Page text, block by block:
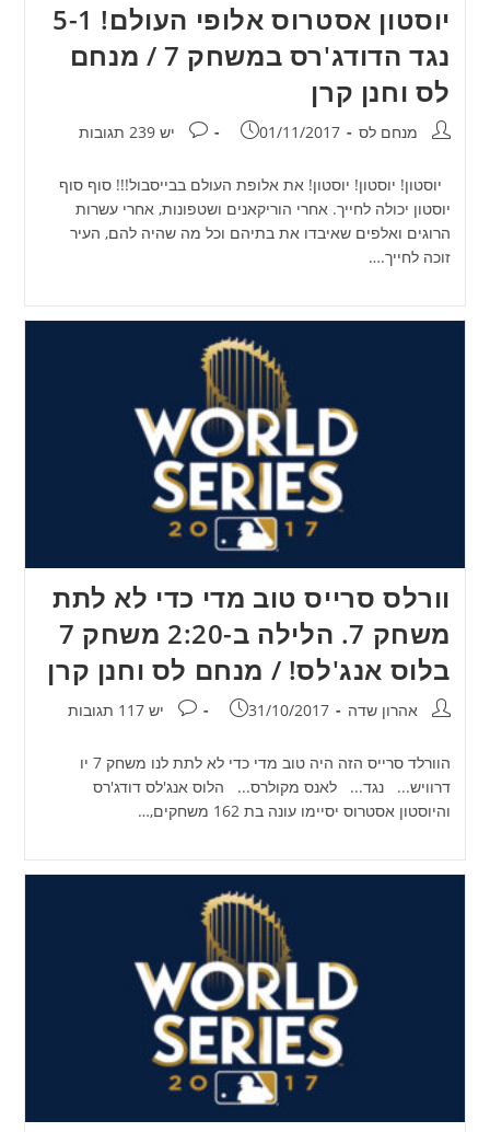
יוסטון אסטרוס אלופי העולם! 5-1
נגד הדודג'רס במשחק 7 / מנחם
לס וחנן קרן
מחבר:מנחם לס פורסם:
01/11/2017 תגובות:
יש 239 תגובות
יוסטון! יוסטון! יוסטון! את אלופת העולם בבייסבול!!! סוף סוף
יוסטון יכולה לחייך. אחרי הוריקאנים ושטפונות, אחרי עשרות
הרוגים ואלפים שאיבדו את בתיהם וכל מה שהיה להם, העיר
זוכה לחייך.…
וורלס סרייס טוב מדי כדי לא לתת
משחק 7. הלילה ב-2:20 משחק 7
בלוס אנג'לס! / מנחם לס וחנן קרן
מחבר:אהרון שדה פורסם:
31/10/2017 תגובות:
יש 117 תגובות
הוורלד סרייס הזה היה טוב מדי כדי לא לתת לנו משחק 7 יו
דרוויש... נגד... לאנס מקולרס... הלוס אנג'לס דודג'רס
והיוסטון אסטרוס יסיימו עונה בת 162 משחקים,…